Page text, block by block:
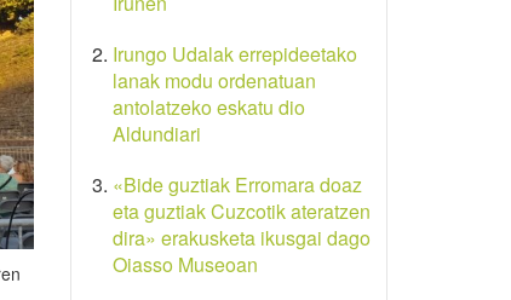
Irungo Udalak errepideetako
lanak modu ordenatuan
antolatzeko eskatu dio
Aldundiari
«Bide guztiak Erromara doaz
eta guztiak Cuzcotik ateratzen
dira» erakusketa ikusgai dago
Oiasso Museoan